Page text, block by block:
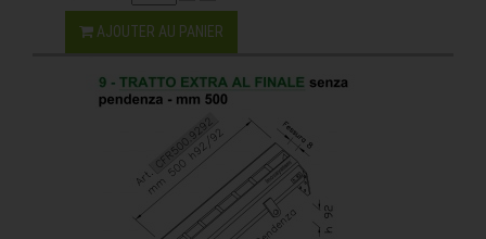
AJOUTER AU PANIER